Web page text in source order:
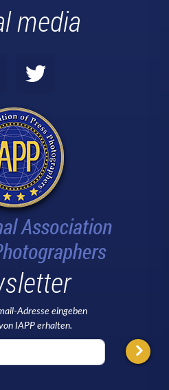
media
Adresse eingeben
IAPP erhalten.